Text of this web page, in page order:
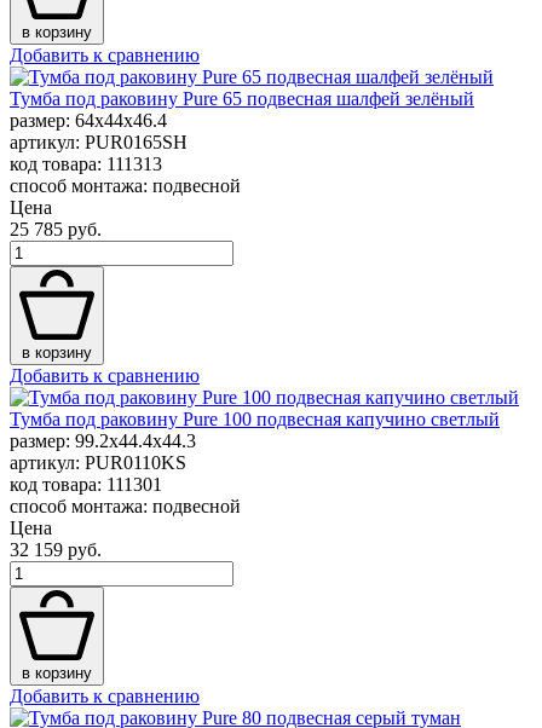
в корзину
Добавить к сравнению
Тумба под раковину Pure 65 подвесная шалфей зелёный
размер: 64x44x46.4
артикул: PUR0165SH
код товара: 111313
способ монтажа: подвесной
Цена
25 785 руб.
в корзину
Добавить к сравнению
Тумба под раковину Pure 100 подвесная капучино светлый
размер: 99.2x44.4x44.3
артикул: PUR0110KS
код товара: 111301
способ монтажа: подвесной
Цена
32 159 руб.
в корзину
Добавить к сравнению